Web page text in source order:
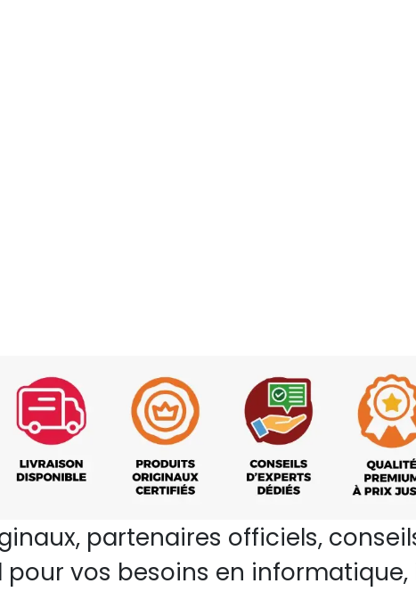
partenaires officiels,
pour vos besoins en